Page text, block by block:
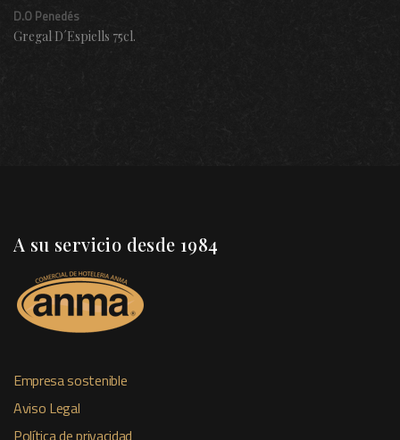
D.O Penedés
Gregal D´Espiells 75cl.
A su servicio desde 1984
Empresa sostenible
Aviso Legal
Política de privacidad